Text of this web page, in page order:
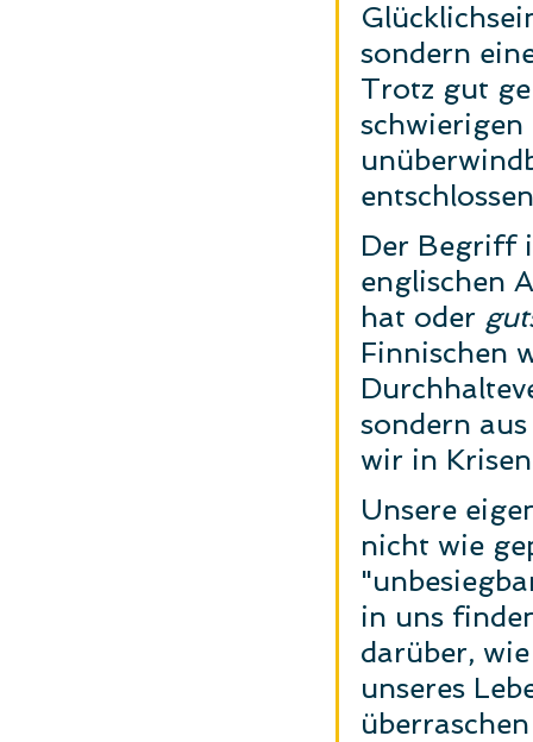
sondern
Trotz gut
schwierigen
Der Begriff
englischen
hat oder
Finnischen
sondern
wir in
Unsere
nicht wie
in uns
darüber,
unseres